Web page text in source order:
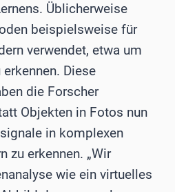
Üblicherweise
beispielsweise für
verwendet, etwa um
Diese
die Forscher
Objekten in Fotos nun
in komplexen
zu erkennen. „Wir
wie ein virtuelles